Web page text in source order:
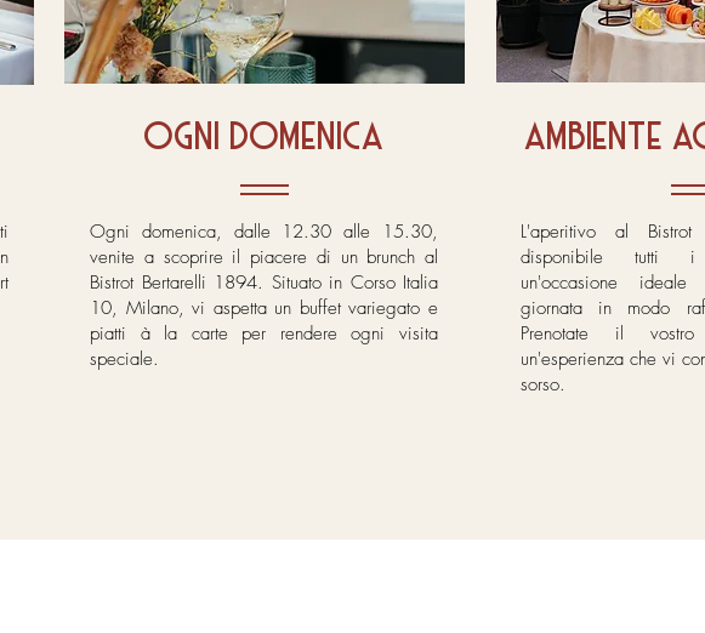
ogni domenica
Ogni domenica, dalle 12.30 alle 15.30,
venite a scoprire il piacere di un brunch al
Bistrot Bertarelli 1894. Situato in Corso Italia
10, Milano, vi aspetta un buffet variegato e
piatti à la carte per rendere ogni visita
speciale.
ambiente
L'aperitivo al
disponibile tutti i
un'occasione
giornata in modo
Prenotate il
un'esperienza che vi
sorso.